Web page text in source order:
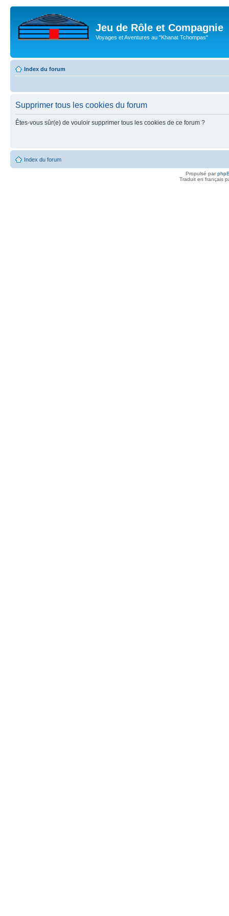
Jeu de Rôle et Compagnie
Voyages et Aventures au "Khanat Tchompas"
Index du forum
Supprimer tous les cookies du forum
Êtes-vous sûr(e) de vouloir supprimer tous les cookies de ce forum ?
Index du forum
Propulsé par
Traduit en français